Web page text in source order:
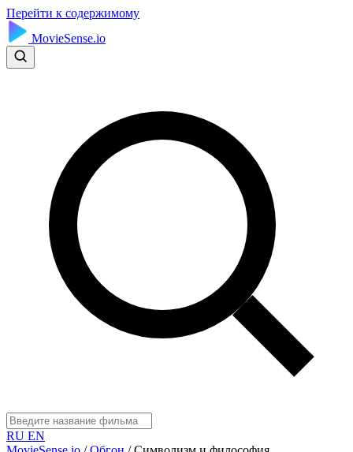
Перейти к содержимому
MovieSense.io
RU EN